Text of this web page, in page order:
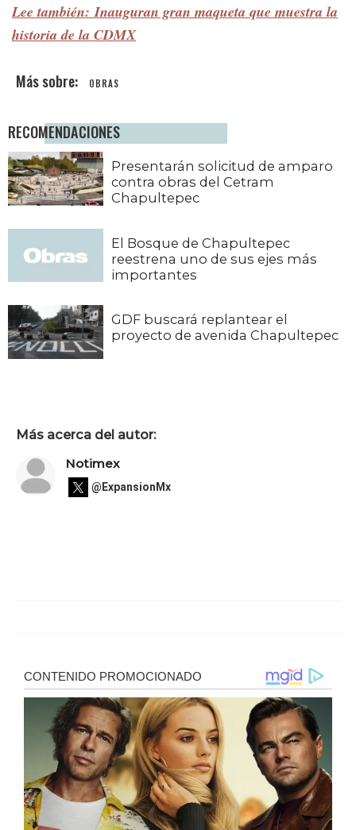
Lee también: Inauguran gran maqueta que muestra la
historia de la CDMX
OBRAS
RECOMENDACIONES
Presentarán solicitud de amparo
contra obras del Cetram
Chapultepec
El Bosque de Chapultepec
reestrena uno de sus ejes más
importantes
GDF buscará replantear el
proyecto de avenida Chapultepec
Más acerca del autor:
Notimex
@ExpansionMx